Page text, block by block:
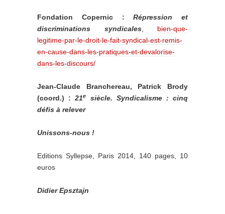
Fondation Copernic :
Répression et
discriminations syndicales, bien-que-
legitime-par-le-droit-le-fait-syndical-est-remis-
en-cause-dans-les-pratiques-et-devalorise-
dans-les-discours/
Jean-Claude Branchereau, Patrick Brody
(coord.) :21e
siècle. Syndicalisme : cinq
défis à relever
Unissons-nous !
Editions Syllepse, Paris 2014, 140 pages, 10
euros
Didier Epsztajn